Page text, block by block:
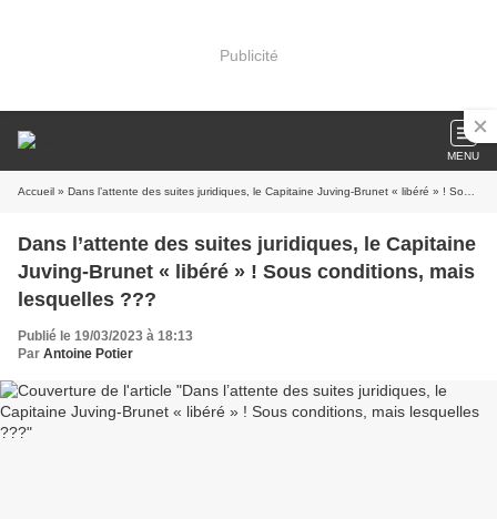
Publicité
MENU
Accueil » Dans l’attente des suites juridiques, le Capitaine Juving-Brunet « libéré » ! Sous conditions, mais lesquelles ???
Dans l’attente des suites juridiques, le Capitaine
Juving-Brunet « libéré » ! Sous conditions, mais
lesquelles ???
Publié le 19/03/2023 à 18:13
Par Antoine Potier